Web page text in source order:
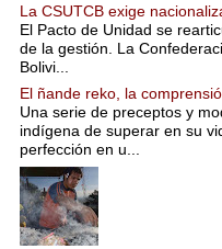
La CSUTCB exige
El Pacto de Unidad se
de la gestión. La
Bolivi...
El ñande reko, la
Una serie de preceptos y
indígena de superar en su
perfección en u...